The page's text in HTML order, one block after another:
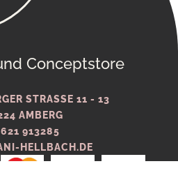
Conceptstore
STRASSE 11 - 13
AMBERG
913285
HELLBACH.DE